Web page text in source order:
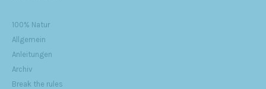
100% Natur
Allgemein
Anleitungen
Archiv
Break the rules